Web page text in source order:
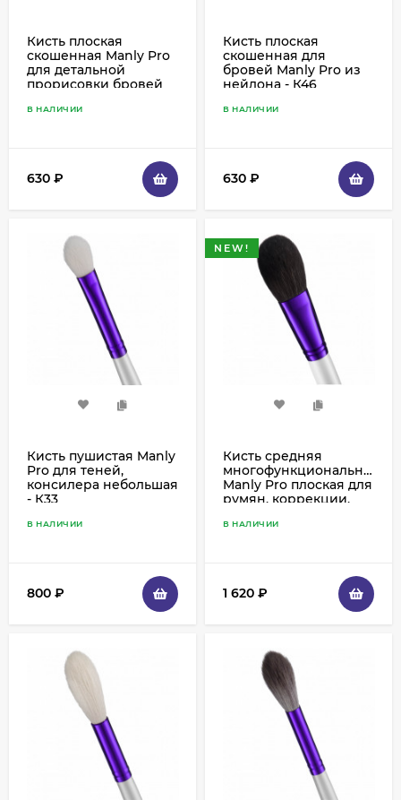
Кисть плоская
скошенная Manly Pro
для детальной
прорисовки бровей
В НАЛИЧИИ
630 ₽
Кисть плоская
скошенная для
бровей Manly Pro из
нейлона - К46
В НАЛИЧИИ
630 ₽
Кисть пушистая Manly
Pro для теней,
консилера небольшая
- К33
В НАЛИЧИИ
800 ₽
NEW!
Кисть средняя
многофункциональная
Manly Pro плоская для
румян, коррекции,
тона - К10
В НАЛИЧИИ
1 620 ₽